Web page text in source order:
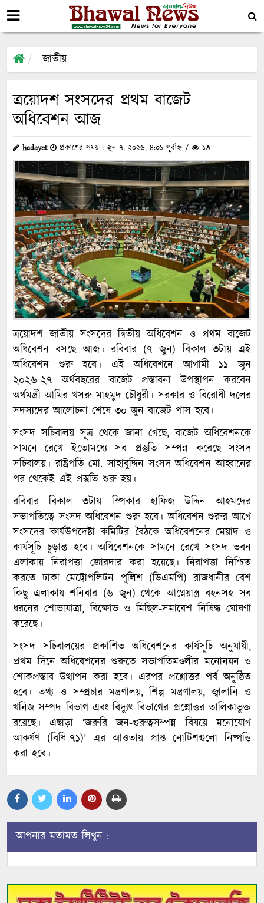
জাতীয়
ত্রয়োদশ সংসদের প্রথম বাজেট
অধিবেশন আজ
hadayet প্রকাশের সময় : জুন ৭, ২০২৬, ৪:০১ পূর্বাহ্ন / ১৩
ত্রয়োদশ জাতীয় সংসদের দ্বিতীয় অধিবেশন ও প্রথম বাজেট
অধিবেশন বসছে আজ। রবিবার (৭ জুন) বিকাল ৩টায় এই
অধিবেশন শুরু হবে। এই অধিবেশনে আগামী ১১ জুন
২০২৬-২৭ অর্থবছরের বাজেট প্রস্তাবনা উপস্থাপন করবেন
অর্থমন্ত্রী আমির খসরু মাহমুদ চৌধুরী। সরকার ও বিরোধী দলের
সদস্যদের আলোচনা শেষে ৩০ জুন বাজেট পাস হবে।
সংসদ সচিবালয় সূত্র থেকে জানা গেছে, বাজেট অধিবেশনকে
সামনে রেখে ইতোমধ্যে সব প্রস্তুতি সম্পন্ন করেছে সংসদ
সচিবালয়। রাষ্ট্রপতি মো. সাহাবুদ্দিন সংসদ অধিবেশন আহ্বানের
পর থেকেই এই প্রস্তুতি শুরু হয়।
রবিবার বিকাল ৩টায় স্পিকার হাফিজ উদ্দিন আহমদের
সভাপতিত্বে সংসদ অধিবেশন শুরু হবে। অধিবেশন শুরুর আগে
সংসদের কার্যউপদেষ্টা কমিটির বৈঠকে অধিবেশনের মেয়াদ ও
কার্যসূচি চূড়ান্ত হবে। অধিবেশনকে সামনে রেখে সংসদ ভবন
এলাকায় নিরাপত্তা জোরদার করা হয়েছে। নিরাপত্তা নিশ্চিত
করতে ঢাকা মেট্রোপলিটন পুলিশ (ডিএমপি) রাজধানীর বেশ
কিছু এলাকায় শনিবার (৬ জুন) থেকে আগ্নেয়াস্ত্র বহনসহ সব
ধরনের শোভাযাত্রা, বিক্ষোভ ও মিছিল-সমাবেশ নিষিদ্ধ ঘোষণা
করেছে।
সংসদ সচিবালয়ের প্রকাশিত অধিবেশনের কার্যসূচি অনুযায়ী,
প্রথম দিনে অধিবেশনের শুরুতে সভাপতিমণ্ডলীর মনোনয়ন ও
শোকপ্রস্তাব উত্থাপন করা হবে। এরপর প্রশ্নোত্তর পর্ব অনুষ্ঠিত
হবে। তথ্য ও সম্প্রচার মন্ত্রণালয়, শিল্প মন্ত্রণালয়, জ্বালানি ও
খনিজ সম্পদ বিভাগ এবং বিদ্যুৎ বিভাগের প্রশ্নোত্তর তালিকাভুক্ত
রয়েছে। এছাড়া ‘জরুরি জন-গুরুত্বসম্পন্ন বিষয়ে মনোযোগ
আকর্ষণ (বিধি-৭১)’ এর আওতায় প্রাপ্ত নোটিশগুলো নিষ্পত্তি
করা হবে।
আপনার মতামত লিখুন :